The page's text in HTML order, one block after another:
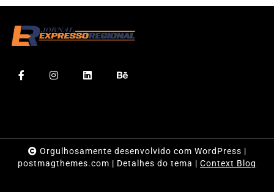
Orgulhosamente desenvolvido com WordPress |
postmagthemes.com | Detalhes do tema | Context Blog